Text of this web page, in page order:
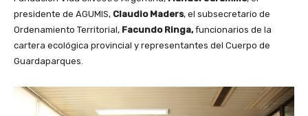
presidente de AGUMIS, Claudio Maders, el subsecretario de
Ordenamiento Territorial, Facundo Ringa,funcionarios de la
cartera ecológica provincial y representantes del Cuerpo de
Guardaparques.